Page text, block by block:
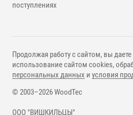
поступлениях
© 2003–2026 WoodTec
ООО "ВИШКИЛЬЦЫ"
Продолжая работу с сайтом, вы
использование сайтом cookies,
персональных данных и условия